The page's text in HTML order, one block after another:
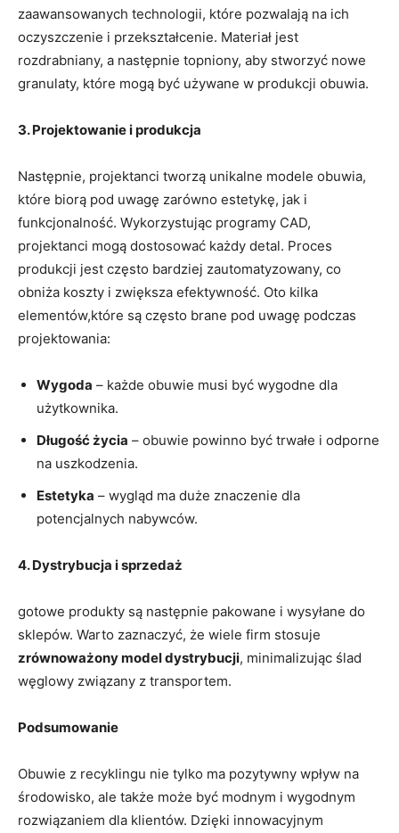
zaawansowanych technologii, które pozwalają na ich
oczyszczenie i przekształcenie. Materiał jest
rozdrabniany, a następnie topniony, aby stworzyć nowe
granulaty, które mogą być używane w produkcji obuwia.
3. Projektowanie i produkcja
Następnie, projektanci tworzą unikalne modele obuwia,
które biorą pod uwagę zarówno estetykę, jak i
funkcjonalność. Wykorzystując programy CAD,
projektanci mogą dostosować każdy detal. Proces
produkcji jest często bardziej zautomatyzowany, co
obniża koszty i zwiększa efektywność. Oto kilka
elementów,które są często brane pod uwagę podczas
projektowania:
Wygoda – każde obuwie musi być wygodne dla
użytkownika.
Długość życia – obuwie powinno być trwałe i odporne
na uszkodzenia.
Estetyka – wygląd ma duże znaczenie dla
potencjalnych nabywców.
4. Dystrybucja i sprzedaż
gotowe produkty są następnie pakowane i wysyłane do
sklepów. Warto zaznaczyć, że wiele firm stosuje
zrównoważony model dystrybucji, minimalizując ślad
węglowy związany z transportem.
Podsumowanie
Obuwie z recyklingu nie tylko ma pozytywny wpływ na
środowisko, ale także może być modnym i wygodnym
rozwiązaniem dla klientów. Dzięki innowacyjnym